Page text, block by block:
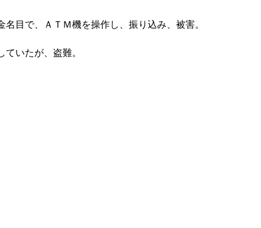
目で、ＡＴＭ機を操作し、振り込み、被害。
いたが、盗難。